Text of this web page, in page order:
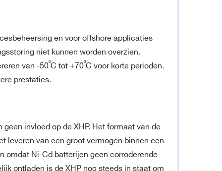
en voor offshore applicaties
niet kunnen worden overzien.
van -50⁰C tot +70⁰C voor korte perioden.
prestaties.
invloed op de XHP. Het formaat van de
leveren van een groot vermogen binnen een
omdat Ni-Cd batterijen geen corroderende
ontladen is de XHP nog steeds in staat om